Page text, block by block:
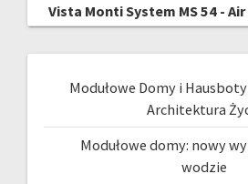
Vista Monti System MS 54 -
Modułowe Domy i
Architektura
Modułowe domy: nowy
wodzie